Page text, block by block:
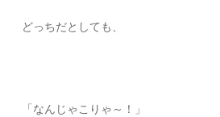
どっちだとしても、
「なんじゃこりゃ～！」